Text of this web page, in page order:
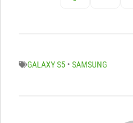
GALAXY S5 • SAMSUNG